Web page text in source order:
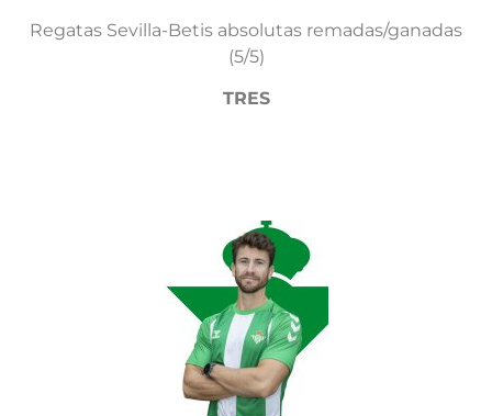
Regatas Sevilla-Betis absolutas remadas/ganadas
(5/5)
TRES